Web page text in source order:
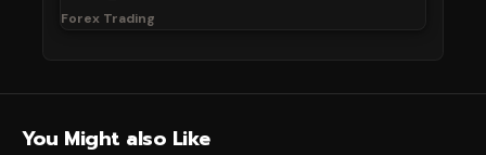
Forex Trading
You Might also Like